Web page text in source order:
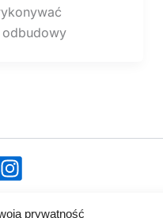
prywatność
odbudowy